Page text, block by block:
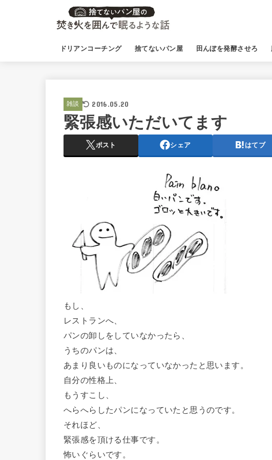
ドリアンコーチング 捨てないパン屋 田んぼを発酵させろ
雑談 2016.05.20
緊張感いただいてます
ポスト シェア はてブ
もし、
レストランへ、
パンの卸しをしていなかったら、
うちのパンは、
あまり良いものになっていなかったと思います。
自分の性格上、
もうすこし、
へらへらしたパンになっていたと思うのです。
それほど、
緊張感を頂ける仕事です。
怖いぐらいです。